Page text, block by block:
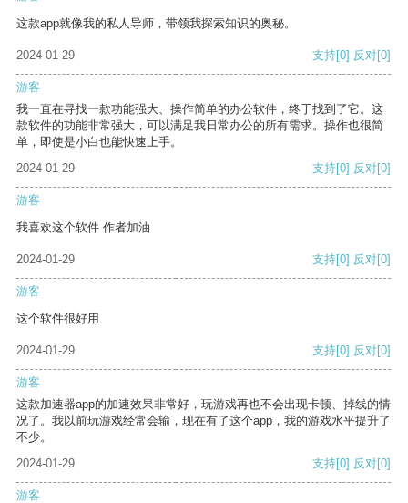
这款app就像我的私人导师，带领我探索知识的奥秘。
2024-01-29 支持[0] 反对[0]
游客
我一直在寻找一款功能强大、操作简单的办公软件，终于找到了它。这
款软件的功能非常强大，可以满足我日常办公的所有需求。操作也很简
单，即使是小白也能快速上手。
2024-01-29
支持[0] 反对[0]
游客
我喜欢这个软件 作者加油
2024-01-29 支持[0] 反对[0]
游客
这个软件很好用
2024-01-29 支持[0] 反对[0]
游客
这款加速器app的加速效果非常好，玩游戏再也不会出现卡顿、掉线的情
况了。我以前玩游戏经常会输，现在有了这个app，我的游戏水平提升了
不少。
2024-01-29
支持[0] 反对[0]
游客